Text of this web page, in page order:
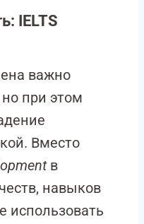
IELTS
важно
но при этом
Вместо
в
навыков
использовать